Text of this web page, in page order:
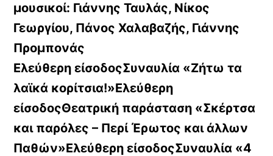
μουσικοί: Γιάννης Ταυλάς, Νίκος
Γεωργίου, Πάνος Χαλαβαζής, Γιάννης
Προμπονάς
Ελεύθερη είσοδοςΣυναυλία «Ζήτω τα
λαϊκά κορίτσια!»Ελεύθερη
είσοδοςΘεατρική παράσταση «Σκέρτσα
και παρόλες – Περί Έρωτος και άλλων
Παθών»Ελεύθερη είσοδοςΣυναυλία «4